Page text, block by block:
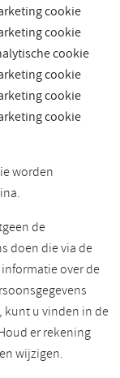
cookie
cookie
cookie
cookie
cookie
cookie
worden
de
doen die via de
over de
kunt u vinden in de
er rekening
wijzigen.